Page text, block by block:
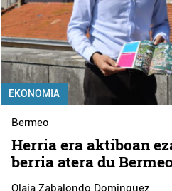
EKONOMIA
Bermeo
Herria era aktiboan
berria atera du
Olaia Zabalondo Dominguez